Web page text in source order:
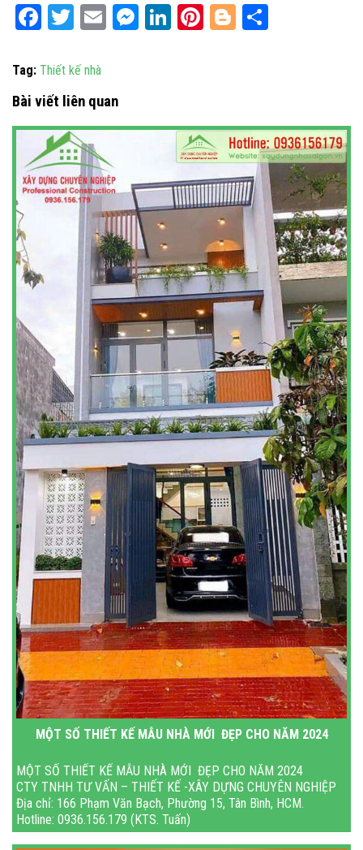
Facebook
Twitter
EmailMessenger
LinkedIn
Pinterest
Blogger
Tag: Thiết kế nhà
Bài viết liên quan
MỘT SỐ THIẾT KẾ MẪU NHÀ MỚI ĐẸP CHO NĂM 2024
MỘT SỐ THIẾT KẾ MẪU NHÀ MỚI ĐẸP CHO NĂM 2024
CTY TNHH TƯ VẤN – THIẾT KẾ -XÂY DỰNG CHUYÊN NGHIỆP
Địa chỉ: 166 Phạm Văn Bạch, Phường 15, Tân Bình, HCM.
Hotline: 0936.156.179 (KTS. Tuấn)
Gmail: xaydungnhasaigon1@gma